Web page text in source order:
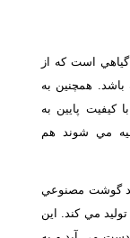
است كه از
همچنين به
كيفيت پايين به
مي شوند هم
گوشت مصنوعي
مي كند. اين